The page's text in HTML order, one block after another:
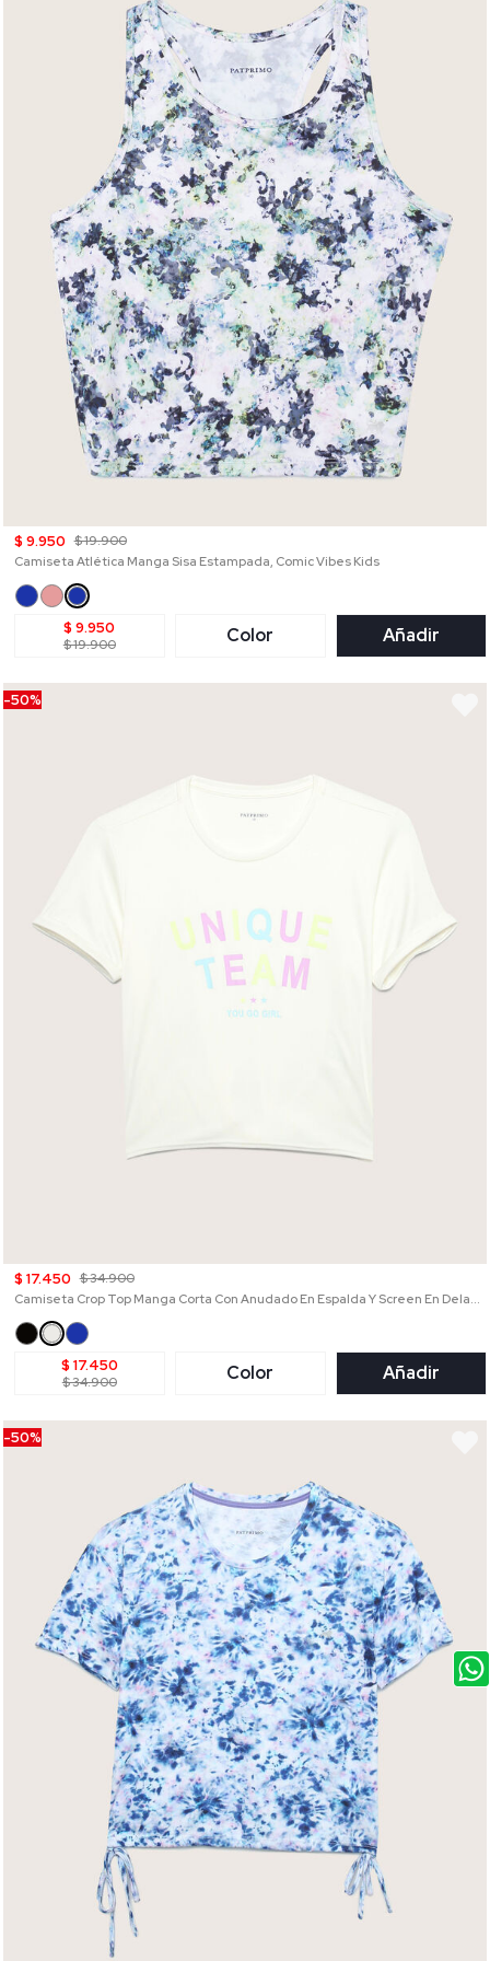
$ 9.950 $ 19.900
Camiseta Atlética Manga Sisa Estampada, Comic Vibes Kids
$ 9.950
$ 19.900 Color Añadir
-50%
$ 17.450 $ 34.900
$ 17.450
$ 34.900 Color Añadir
-50%